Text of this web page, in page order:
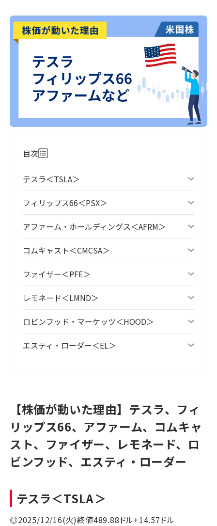
目次
テスラ＜TSLA＞
フィリップス66＜PSX＞
アファーム・ホールディングス＜AFRM＞
コムキャスト＜CMCSA＞
ファイザー＜PFE＞
レモネード＜LMND＞
ロビンフッド・マーケッツ＜HOOD＞
エスティ・ローダー＜EL＞
【株価が動いた理由】テスラ、フィ
リップス66、アファーム、コムキャ
スト、ファイザー、レモネード、ロ
ビンフッド、エスティ・ローダー
テスラ＜TSLA＞
◎2025/12/16(火)終値489.88ドル+14.57ドル